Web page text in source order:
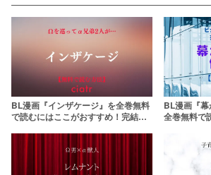
BL漫画『インザケージ』を全巻無料
で読むにはここがおすすめ！完結済
BL漫画『
全巻無料で